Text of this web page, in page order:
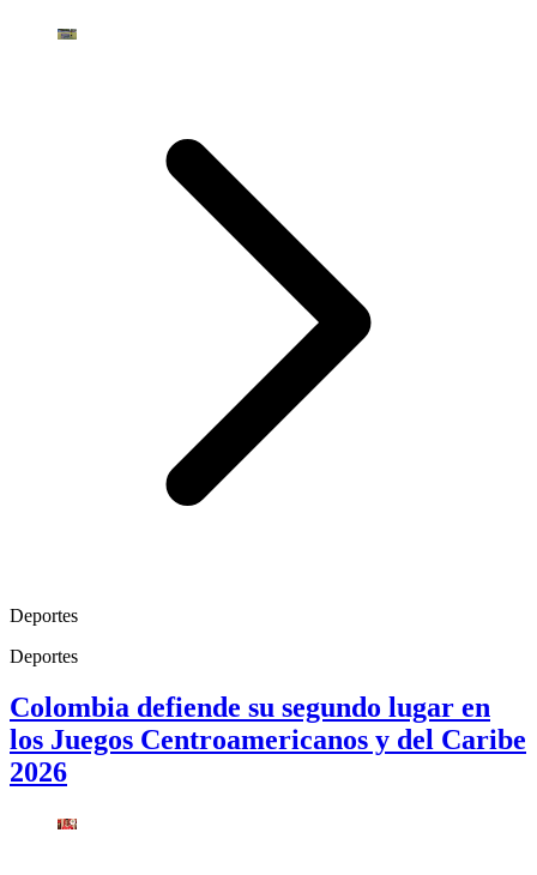
Deportes
Deportes
Colombia defiende su segundo lugar en
los Juegos Centroamericanos y del Caribe
2026